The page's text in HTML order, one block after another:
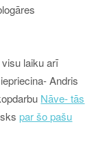
laiku arī
Andris
Nāve- tās
par šo pašu